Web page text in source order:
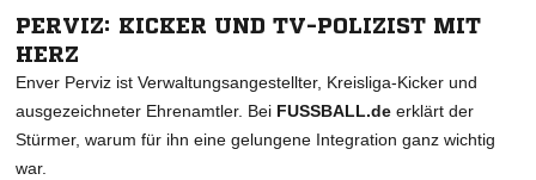
PERVIZ: KICKER UND TV-POLIZIST MIT
HERZ
Enver Perviz ist Verwaltungsangestellter, Kreisliga-Kicker und
ausgezeichneter Ehrenamtler. Bei FUSSBALL.de erklärt der
Stürmer, warum für ihn eine gelungene Integration ganz wichtig
war.